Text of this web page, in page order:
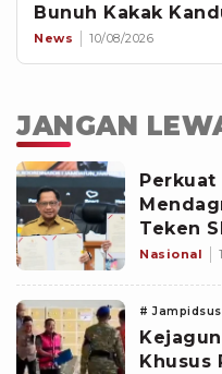
Bunuh Kakak
News 10/08/2026
JANGAN
Perkuat
Teken
BPHTB
Nasional
# Jampidsus
Khusus